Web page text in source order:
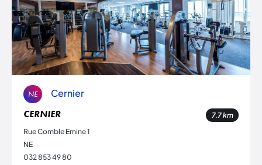
NE Cernier
CERNIER 7.7km
Rue Comble Emine 1
NE
032 853 49 80